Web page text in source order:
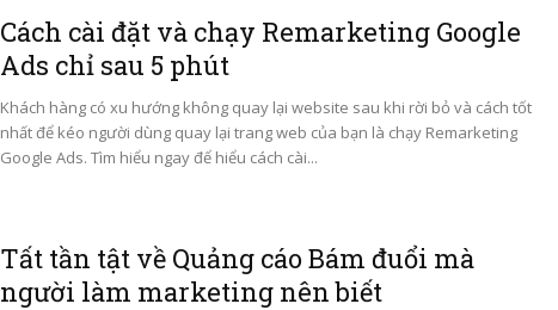
Cách cài đặt và chạy Remarketing Google
Ads chỉ sau 5 phút
Khách hàng có xu hướng không quay lại website sau khi rời bỏ và cách tốt
nhất để kéo người dùng quay lại trang web của bạn là chạy Remarketing
Google Ads. Tìm hiểu ngay để hiểu cách cài...
Tất tần tật về Quảng cáo Bám đuổi mà
người làm marketing nên biết